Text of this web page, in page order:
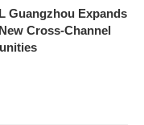
Guangzhou Expands
Cross-Channel